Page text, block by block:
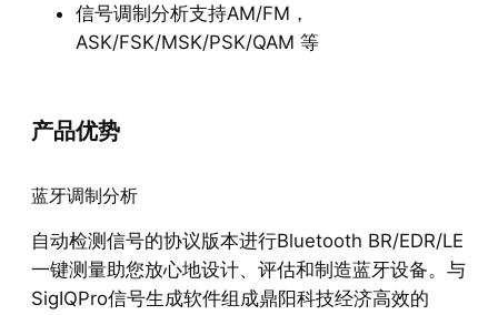
信号调制分析支持AM/FM，
ASK/FSK/MSK/PSK/QAM 等
产品优势
蓝牙调制分析
自动检测信号的协议版本进行Bluetooth BR/EDR/LE
一键测量助您放心地设计、评估和制造蓝牙设备。与
SigIQPro信号生成软件组成鼎阳科技经济高效的